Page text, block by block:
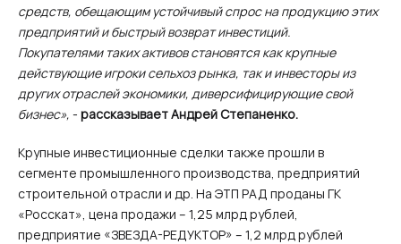
средств, обещающим устойчивый спрос на продукцию этих
предприятий и быстрый возврат инвестиций.
Покупателями таких активов становятся как крупные
действующие игроки сельхоз рынка, так и инвесторы из
других отраслей экономики, диверсифицирующие свой
бизнес», - рассказывает Андрей Степаненко.
Крупные инвестиционные сделки также прошли в
сегменте промышленного производства, предприятий
строительной отрасли и др. На ЭТП РАД проданы ГК
«Росскат», цена продажи – 1,25 млрд рублей,
предприятие «ЗВЕЗДА-РЕДУКТОР» – 1,2 млрд рублей